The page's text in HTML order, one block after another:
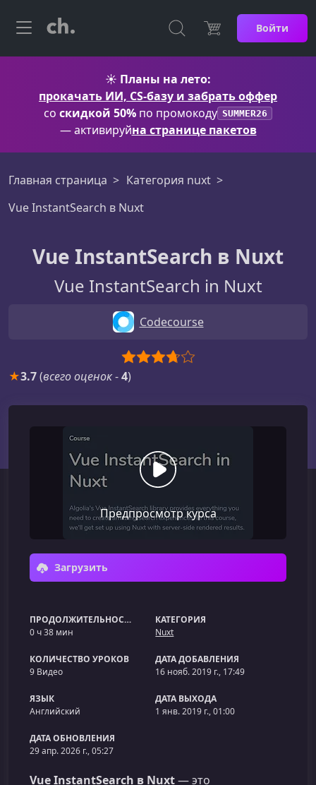
Войти
☀️ Планы на лето:
прокачать ИИ, CS-базу и забрать оффер
со скидкой 50% по промокоду SUMMER26
— активируйна странице пакетов
Главная страница
Категория nuxt
Vue InstantSearch в Nuxt
Vue InstantSearch в Nuxt
Vue InstantSearch in Nuxt
Codecourse
★3.7(всего оценок-4)
Предпросмотр курса
Загрузить
ПРОДОЛЖИТЕЛЬНОСТЬ
0 ч 38 мин
КАТЕГОРИЯ
Nuxt
КОЛИЧЕСТВО УРОКОВ
9 Видео
ДАТА ДОБАВЛЕНИЯ
16 нояб. 2019 г., 17:49
ЯЗЫК
Английский
ДАТА ВЫХОДА
1 янв. 2019 г., 01:00
ДАТА ОБНОВЛЕНИЯ
29 апр. 2026 г., 05:27
Vue InstantSearch в Nuxt— это